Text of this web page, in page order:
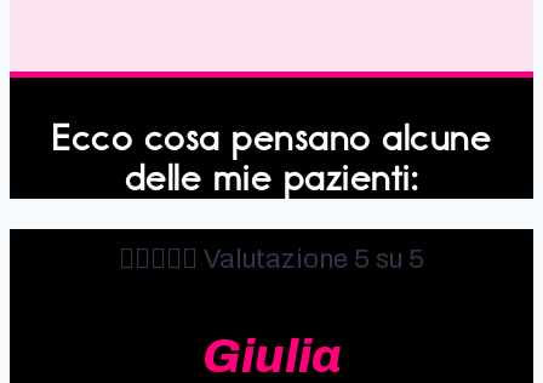
Ecco cosa pensano alcune
delle mie pazienti:
     Valutazione 5 su 5
Giulia